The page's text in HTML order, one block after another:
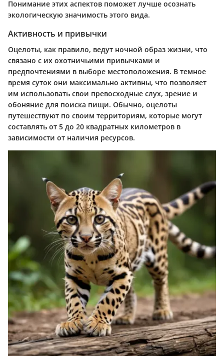
Понимание этих аспектов поможет лучше осознать
экологическую значимость этого вида.
Активность и привычки
Оцелоты, как правило, ведут ночной образ жизни, что
связано с их охотничьими привычками и
предпочтениями в выборе местоположения. В темное
время суток они максимально активны, что позволяет
им использовать свои превосходные слух, зрение и
обоняние для поиска пищи. Обычно, оцелоты
путешествуют по своим территориям, которые могут
составлять от 5 до 20 квадратных километров в
зависимости от наличия ресурсов.